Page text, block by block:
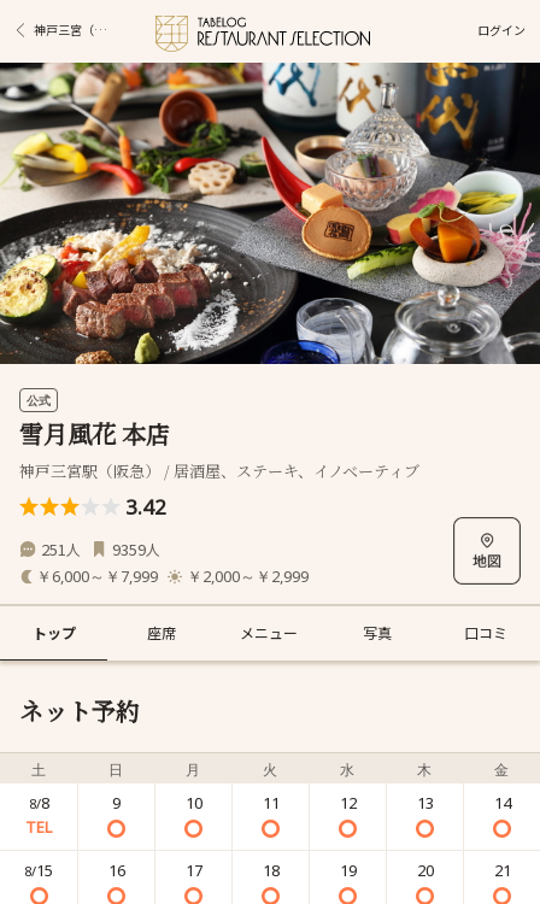
神戸三宮（阪急）駅グルメ ログイン
公式
雪月風花 本店
神戸三宮駅（阪急） / 居酒屋、ステーキ、イノベーティブ
3.42
251人 9359人
￥6,000～￥7,999 ￥2,000～￥2,999
トップ 座席 メニュー 写真 口コミ
ネット予約
土 日 月 火 水 木 金
8/8 9 10 11 12 13 14
8/15 16 17 18 19 20 21